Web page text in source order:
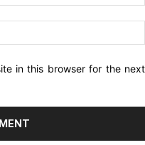
in this browser for the next